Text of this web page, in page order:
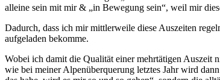
alleine sein mit mir & „in Bewegung sein“, weil mir
Dadurch, dass ich mir mittlerweile diese Auszeiten
aufgeladen bekomme.
Wobei ich damit die Qualität einer mehrtätigen Auszeit
wie bei meiner Alpenüberquerung letztes Jahr wird